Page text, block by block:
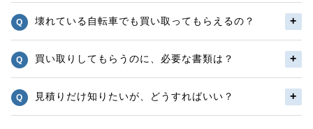
壊れている自転車でも買い取ってもらえるの？
買い取りしてもらうのに、必要な書類は？
見積りだけ知りたいが、どうすればいい？